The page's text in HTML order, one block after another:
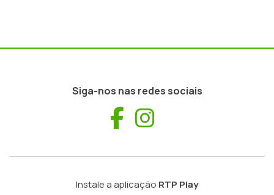
Siga-nos nas redes sociais
Facebook
Instale a aplicação RTP Play